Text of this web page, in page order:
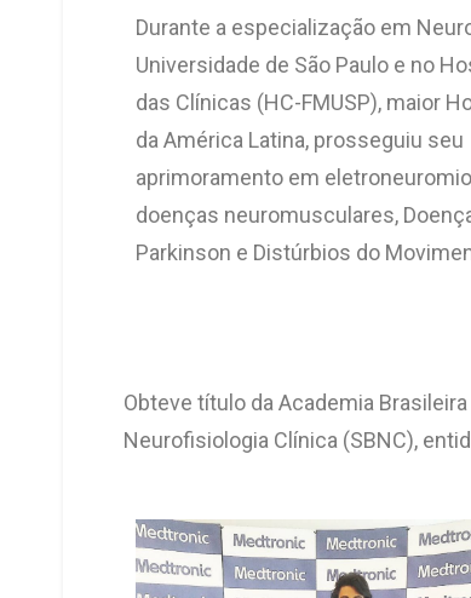
Durante a especialização em
Universidade de São Paulo e no
das Clínicas (HC-FMUSP), maior
da América Latina, prosseguiu seu
aprimoramento em
doenças neuromusculares,
Parkinson e Distúrbios do
Obteve título da Academia
Neurofisiologia Clínica (SBNC),